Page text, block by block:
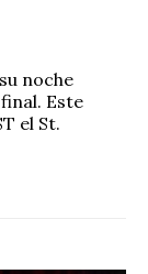
noche
Este
el St.